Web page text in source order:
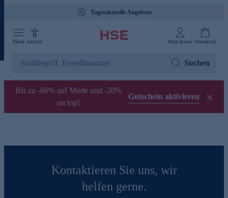
Tagesaktuelle Angebote
Menü Ansicht Mein Konto Warenkorb
Suchen
Bis zu -60% auf Mode und -20%
on top!
Gutschein aktivieren
Kontaktieren Sie uns, wir
helfen gerne.